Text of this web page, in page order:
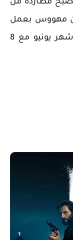
مطاردة من
مهووس بعمل
زوجها الراحل. يعرض في يوم 4 من شهر يونيو مع 8